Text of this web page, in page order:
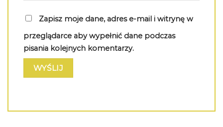
Zapisz moje dane, adres e-mail i witrynę w
przeglądarce aby wypełnić dane podczas
pisania kolejnych komentarzy.